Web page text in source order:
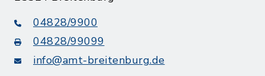
04828/9900
04828/99099
info@amt-breitenburg.de